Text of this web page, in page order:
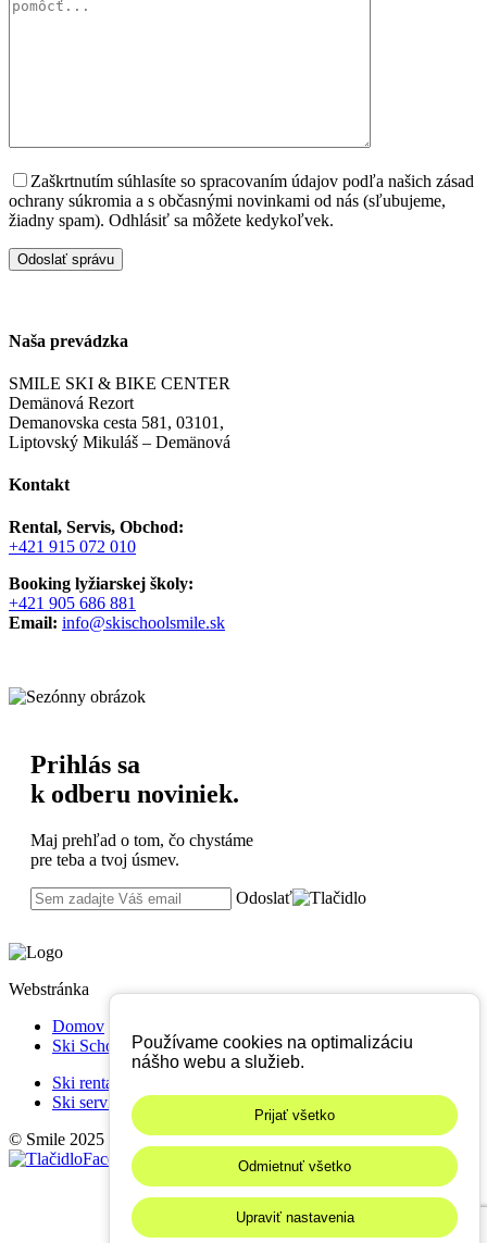
Zaškrtnutím súhlasíte so spracovaním údajov podľa našich zásad
ochrany súkromia a s občasnými novinkami od nás (sľubujeme,
žiadny spam). Odhlásiť sa môžete kedykoľvek.
Naša prevádzka
SMILE SKI & BIKE CENTER
Demänová Rezort
Demanovska cesta 581, 03101,
Liptovský Mikuláš – Demänová
Kontakt
Rental, Servis, Obchod:
+421 915 072 010
Booking lyžiarskej školy:
+421 905 686 881
Email: info@skischoolsmile.sk
Prihlás sa
k odberu noviniek.
Maj prehľad o tom, čo chystáme
pre teba a tvoj úsmev.
Odoslať
Webstránka
Domov
Ski School
Ski rental
Ski servis
© Smile 2025
Facebook
Instagram
Nastavenia cookies
Používame cookies na optimalizáciu
nášho webu a služieb.
Prijať všetko
Odmietnuť všetko
Upraviť nastavenia